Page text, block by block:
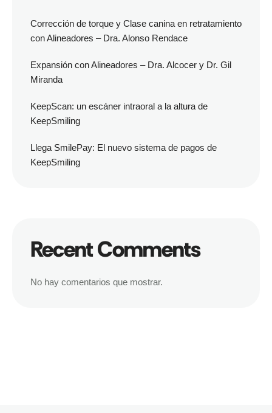
Corrección de torque y Clase canina en retratamiento
con Alineadores – Dra. Alonso Rendace
Expansión con Alineadores – Dra. Alcocer y Dr. Gil
Miranda
KeepScan: un escáner intraoral a la altura de
KeepSmiling
Llega SmilePay: El nuevo sistema de pagos de
KeepSmiling
Recent Comments
No hay comentarios que mostrar.